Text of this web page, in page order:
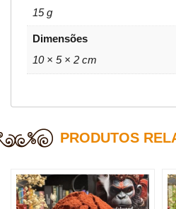
15 g
Dimensões
10 × 5 × 2 cm
PRODUTOS